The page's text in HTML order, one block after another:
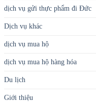
dịch vụ gửi thực phẩm đi Đức
Dịch vụ khác
dịch vụ mua hộ
dịch vụ mua hộ hàng hóa
Du lịch
Giới thiệu